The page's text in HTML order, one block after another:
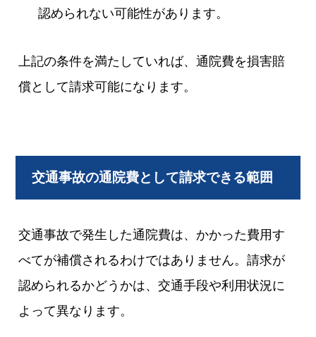
認められない可能性があります。
上記の条件を満たしていれば、通院費を損害賠
償として請求可能になります。
交通事故の通院費として請求できる範囲
交通事故で発生した通院費は、かかった費用す
べてが補償されるわけではありません。請求が
認められるかどうかは、交通手段や利用状況に
よって異なります。